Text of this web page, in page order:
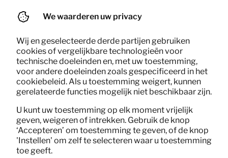
We waarderen uw privacy
Wij en geselecteerde derde partijen gebruiken
cookies of vergelijkbare technologieën voor
technische doeleinden en, met uw toestemming,
voor andere doeleinden zoals gespecificeerd in het
cookiebeleid. Als u toestemming weigert, kunnen
gerelateerde functies mogelijk niet beschikbaar zijn.
U kunt uw toestemming op elk moment vrijelijk
geven, weigeren of intrekken. Gebruik de knop
‘Accepteren’ om toestemming te geven, of de knop
'Instellen' om zelf te selecteren waar u toestemming
toe geeft.